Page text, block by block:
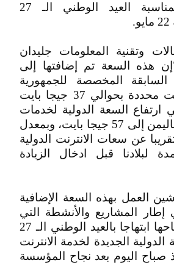
العاملة وذلك بمناسبة العيد الوطني الـ 27
وتقنية المعلومات جليدان
هذه السعة تم إضافتها إلى
السابقة المخصصة للجمهورية
اليمنية والتي كانت محددة بحوالي 37 جيجا بايت
السعة الدولية لخدمات
الانترنت الخاصة باليمن إلى 57 جيجا بايت، وبمعدل
تقريبا عن سعات الانترنت الدولية
لبلادنا قبل ادخال الزيادة
العمل بهذه السعة الإضافية
إطار المشاريع والأنشطة التي
يتم تدشينها وافتتاحها ابتهاجا بالعيد الوطني الـ 27
الجديدة لخدمة الانترنت
صباح اليوم بعد نجاح المؤسسة